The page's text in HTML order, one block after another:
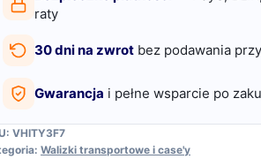
raty
30 dni na zwrot bez podawania
Gwarancja i pełne wsparcie po
VHITY3F7
Walizki transportowe i case'y